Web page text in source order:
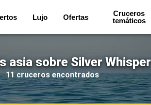
Lujo Ofertas
Cruceros
temáticos
asia sobre Silver Whisper
11 cruceros encontrados